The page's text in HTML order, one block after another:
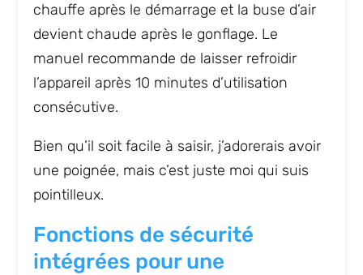
chauffe après le démarrage et la buse d’air
devient chaude après le gonflage. Le
manuel recommande de laisser refroidir
l’appareil après 10 minutes d’utilisation
consécutive.
Bien qu’il soit facile à saisir, j’adorerais avoir
une poignée, mais c’est juste moi qui suis
pointilleux.
Fonctions de sécurité
intégrées pour une